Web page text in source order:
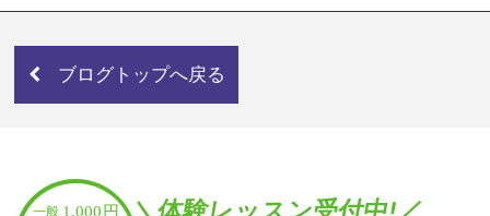
ブログトップへ戻る